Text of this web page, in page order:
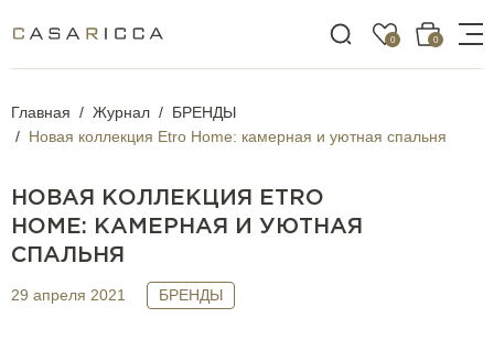
0 0
Главная Журнал
БРЕНДЫ
Новая коллекция Etro Home: камерная и уютная спальня
НОВАЯ КОЛЛЕКЦИЯ ETRO
HOME: КАМЕРНАЯ И УЮТНАЯ
СПАЛЬНЯ
29 апреля 2021 БРЕНДЫ